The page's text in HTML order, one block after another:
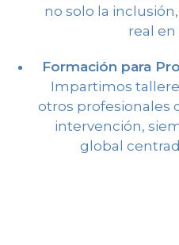
no solo la
real en
Formación para
Impartimos
otros profesionales
intervención,
global